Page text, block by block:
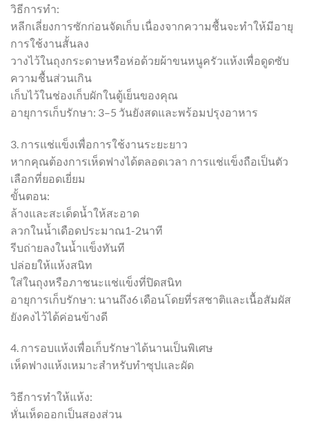
วิธีการทำ:
หลีกเลี่ยงการซักก่อนจัดเก็บ เนื่องจากความชื้นจะทำให้มีอายุ
การใช้งานสั้นลง
วางไว้ในถุงกระดาษหรือห่อด้วยผ้าขนหนูครัวแห้งเพื่อดูดซับ
ความชื้นส่วนเกิน
เก็บไว้ในช่องเก็บผักในตู้เย็นของคุณ
อายุการเก็บรักษา: 3–5 วันยังสดและพร้อมปรุงอาหาร
3. การแช่แข็งเพื่อการใช้งานระยะยาว
หากคุณต้องการเห็ดฟางได้ตลอดเวลา การแช่แข็งถือเป็นตัว
เลือกที่ยอดเยี่ยม
ขั้นตอน:
ล้างและสะเด็ดน้ำให้สะอาด
ลวกในน้ำเดือดประมาณ1-2นาที
รีบถ่ายลงในน้ำแข็งทันที
ปล่อยให้แห้งสนิท
ใส่ในถุงหรือภาชนะแช่แข็งที่ปิดสนิท
อายุการเก็บรักษา: นานถึง6 เดือนโดยที่รสชาติและเนื้อสัมผัส
ยังคงไว้ได้ค่อนข้างดี
4. การอบแห้งเพื่อเก็บรักษาได้นานเป็นพิเศษ
เห็ดฟางแห้งเหมาะสำหรับทำซุปและผัด
วิธีการทำให้แห้ง:
หั่นเห็ดออกเป็นสองส่วน